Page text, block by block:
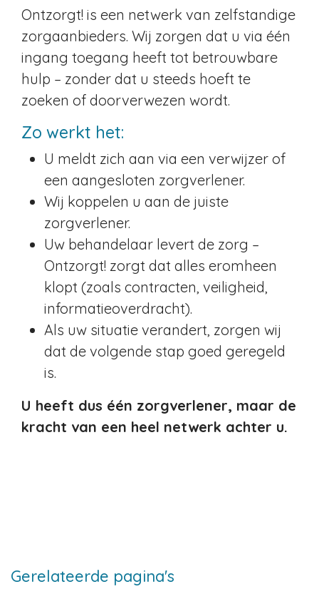
Ontzorgt! is een netwerk van zelfstandige
zorgaanbieders. Wij zorgen dat u via één
ingang toegang heeft tot betrouwbare
hulp – zonder dat u steeds hoeft te
zoeken of doorverwezen wordt.
Zo werkt het:
U meldt zich aan via een verwijzer of
een aangesloten zorgverlener.
Wij koppelen u aan de juiste
zorgverlener.
Uw behandelaar levert de zorg –
Ontzorgt! zorgt dat alles eromheen
klopt (zoals contracten, veiligheid,
informatieoverdracht).
Als uw situatie verandert, zorgen wij
dat de volgende stap goed geregeld
is.
U heeft dus één zorgverlener, maar de
kracht van een heel netwerk achter u.
Gerelateerde pagina's